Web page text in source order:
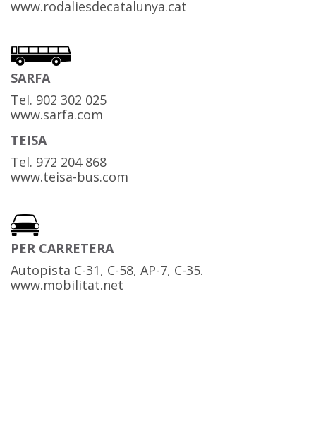
www.rodaliesdecatalunya.cat
SARFA
Tel. 902 302 025
www.sarfa.com
TEISA
Tel. 972 204 868
www.teisa-bus.com
PER CARRETERA
Autopista C-31, C-58, AP-7, C-35.
www.mobilitat.net